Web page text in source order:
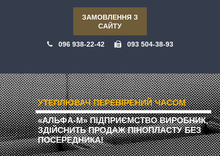
ЗАМОВЛЕННЯ З
САЙТУ
096 938-22-42 093 504-38-93
УТЕПЛЮВАЧ ПЕРЕВІРЕНИЙ ЧАСОМ
«АЛЬФА-М» ПІДПРИЄМСТВО ВИРОБНИК,
ЗДІЙСНИТЬ ПРОДАЖ ПІНОПЛАСТУ БЕЗ
ПОСЕРЕДНИКА!